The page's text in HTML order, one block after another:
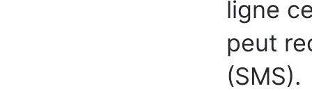
ligne
peut